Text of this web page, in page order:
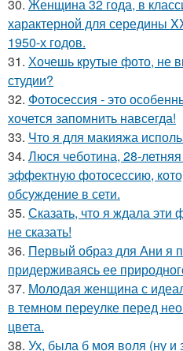
30. Женщина 32 года, в
характерной для середины
1950-х годов.
31. Хочешь крутые фото, не
студии?
32. Фотосессия - это
хочется запомнить навсегда!
33. Что я для макияжа
34. Люся чеботина, 28-
эффектную фотосессию,
обсуждение в сети.
35. Сказать, что я ждала эти
не сказать!
36. Первый образ для Ани я
придерживаясь ее
37. Молодая женщина с
в темном переулке перед
цвета.
38. Ух, была б моя воля (ну и